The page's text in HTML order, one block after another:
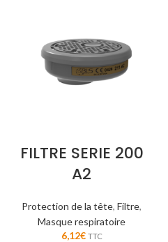
FILTRE SERIE 200
A2
Protection de la tête, Filtre,
Masque respiratoire
6,12€ TTC